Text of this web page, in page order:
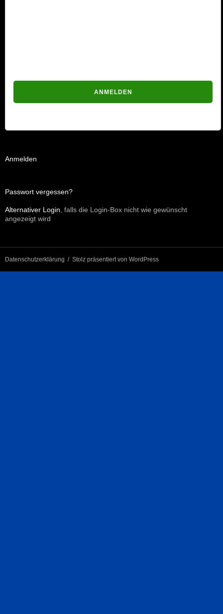
Anmelden
Passwort vergessen?
Alternativer Login , falls die Login-Box nicht wie gewünscht
angezeigt wird
Datenschutzerklärung Stolz präsentiert von WordPress